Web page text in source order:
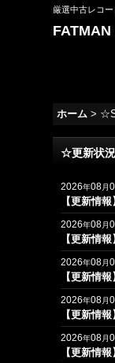
厳選中古レコ
ホーム >
☆更新状
2026年08月
【更新情
2026年08月
【更新情
2026年08月
【更新情
2026年08月
【更新情
2026年08月
【更新情